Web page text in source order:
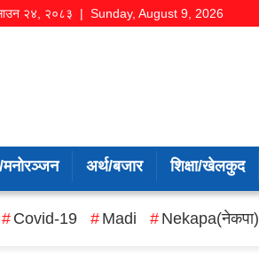
२४, २०८३ | Sunday, August 9, 2026
अर्थ/बजार शिक्षा/खेलकुद
Covid-19 Madi Nekapa(नेकपा)